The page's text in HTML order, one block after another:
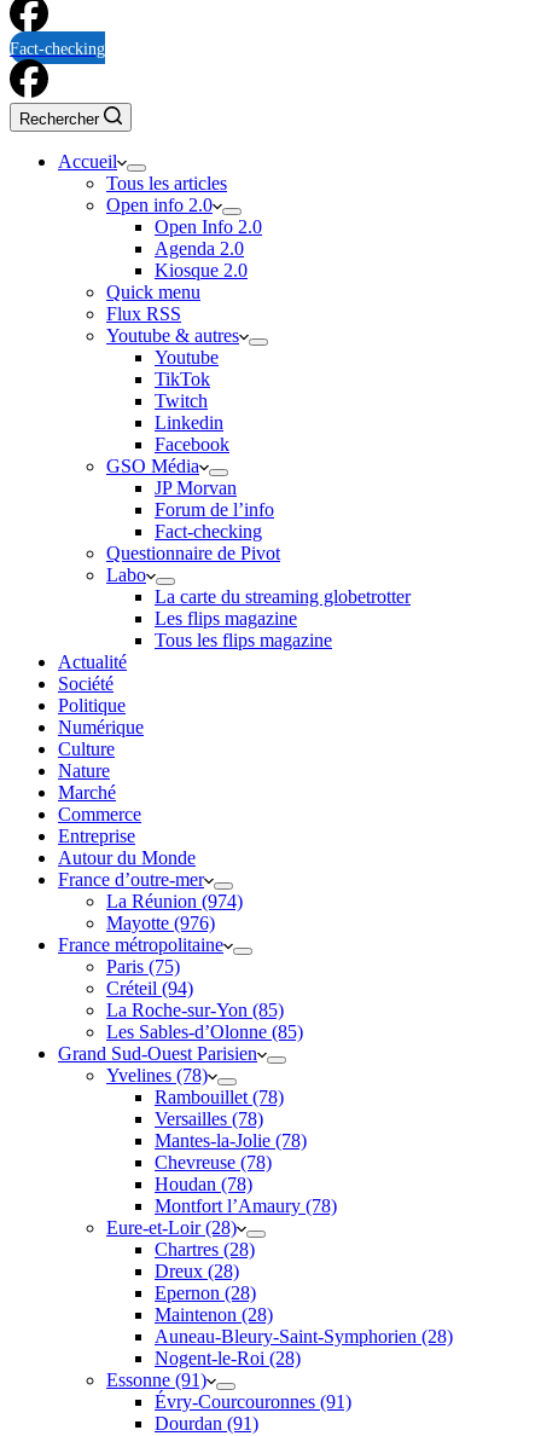
Fact-checking
Rechercher
Accueil
Tous les articles
Open info 2.0
Open Info 2.0
Agenda 2.0
Kiosque 2.0
Quick menu
Flux RSS
Youtube & autres
Youtube
TikTok
Twitch
Linkedin
Facebook
GSO Média
JP Morvan
Forum de l’info
Fact-checking
Questionnaire de Pivot
Labo
La carte du streaming globetrotter
Les flips magazine
Tous les flips magazine
Actualité
Société
Politique
Numérique
Culture
Nature
Marché
Commerce
Entreprise
Autour du Monde
France d’outre-mer
La Réunion (974)
Mayotte (976)
France métropolitaine
Paris (75)
Créteil (94)
La Roche-sur-Yon (85)
Les Sables-d’Olonne (85)
Grand Sud-Ouest Parisien
Yvelines (78)
Rambouillet (78)
Versailles (78)
Mantes-la-Jolie (78)
Chevreuse (78)
Houdan (78)
Montfort l’Amaury (78)
Eure-et-Loir (28)
Chartres (28)
Dreux (28)
Epernon (28)
Maintenon (28)
Auneau-Bleury-Saint-Symphorien (28)
Nogent-le-Roi (28)
Essonne (91)
Évry-Courcouronnes (91)
Dourdan (91)